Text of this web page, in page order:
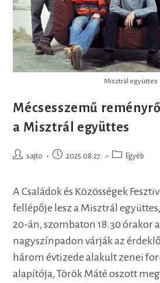
Misztrál együttes
Mécsesszemű
a Misztrál együttes
Post sajto
Post 2025.08.27.
Post Egyéb
A Családok és Közösségek
fellépője lesz a Misztrál
20-án, szombaton 18.30 órakor
nagyszínpadon várják az
három évtizede alakult zenei
alapítója, Török Máté oszott